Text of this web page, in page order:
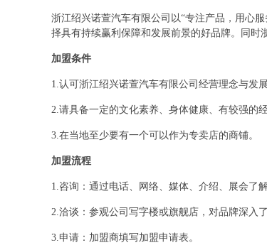
浙江绍兴诺萱汽车有限公司以“专注产品，用心
择具有持续赢利保障和发展前景的好品牌。同时
加盟条件
1.认可浙江绍兴诺萱汽车有限公司经营理念与发
2.请具备一定的文化素养、身体健康、有较强的
3.在当地至少要有一个可以作为专卖店的商铺。
加盟流程
1.咨询：通过电话、网络、媒体、介绍、展会了
2.洽谈：参观公司写字楼或旗舰店，对品牌深入了
3.申请：加盟商填写加盟申请表。